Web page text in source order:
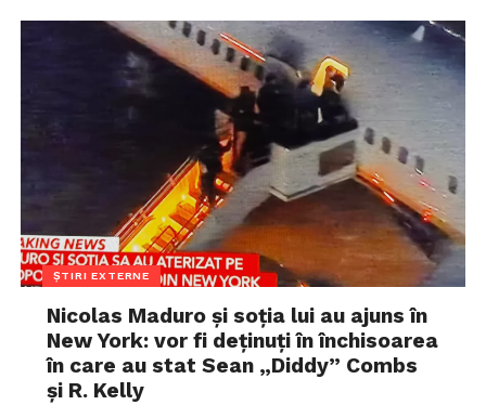
ȘTIRI EXTERNE
Nicolas Maduro și soția lui au ajuns în
New York: vor fi deținuți în închisoarea
în care au stat Sean „Diddy” Combs
și R. Kelly